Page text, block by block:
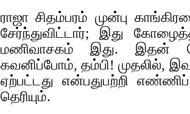
ராஜா சிதம்பரம் முன்பு
சேர்ந்துவிட்டார்; இது
மணிவாசகம் இது. இதன்
கவனிப்போம், தம்பி! முதலில்,
ஏற்பட்டது என்பதுபற்றி
தெரியும்.